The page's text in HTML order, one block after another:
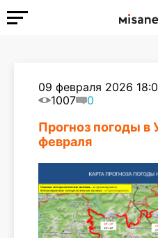
09 февраля 2026
1007
0
Прогноз погоды в
февраля